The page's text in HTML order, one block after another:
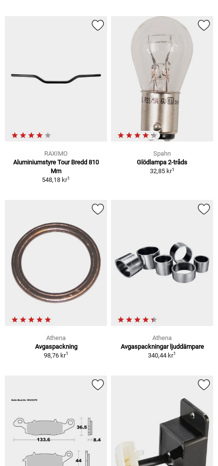
RAXIMO
Aluminiumstyre Tour Bredd 810
Mm
548,18 kr1
Spahn
Glödlampa 2-tråds
32,85 kr1
Athena
Avgaspackning
98,76 kr1
Athena
Avgaspackningar ljuddämpare
340,44 kr1